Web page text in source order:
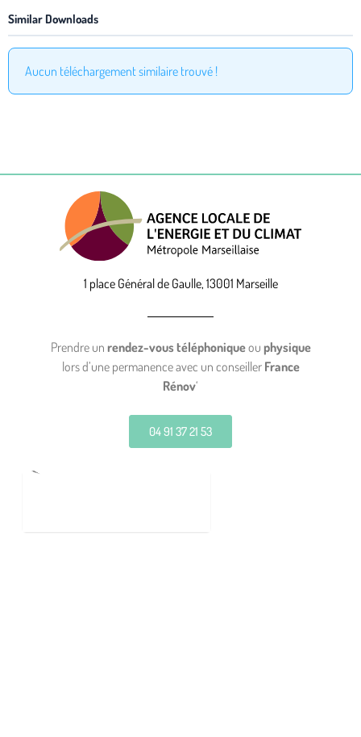
Similar Downloads
Aucun téléchargement similaire trouvé !
1 place Général de Gaulle, 13001 Marseille
Prendre un rendez-vous téléphoniqueou physique
lors d’une permanence avec un conseiller France
Rénov‘
04 91 37 21 53